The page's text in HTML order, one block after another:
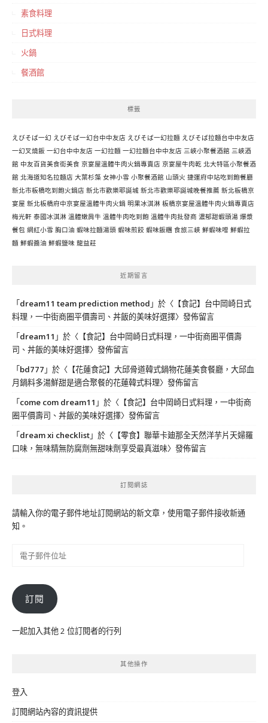
素食料理
日式料理
火鍋
餐酒館
標籤
えびそば一幻 えびそば一幻台中中友店 えびそば一幻拉麵 えびそば拉麵台中中友店
一幻叉燒飯 一幻台中中友店 一幻拉麵 一幻拉麵台中中友店 三峽小聚餐酒館 三峽酒
館 中友百貨美食街美食 京宴屋溫體牛肉火鍋專賣店 京宴屋牛肉乾 北大特區小聚餐酒
館 北海道知名拉麵店 大葉杉藻 女神小雪 小聚餐酒館 山頭火 捷運府中站吃到飽餐廳
新北市板橋吃到飽火鍋店 新北市歡樂耶誕城 新北市歡樂耶誕城晚餐推薦 新北板橋京
宴屋 新北板橋府中京宴屋溫體牛肉火鍋 明果冰淇淋 板橋京宴屋溫體牛肉火鍋專賣店
梅光軒 泰國冰淇淋 溫體嫩肩牛 溫體牛肉吃到飽 溫體牛肉批發商 濃郁甜蝦頭湯 爆漿
餐包 網紅小雪 胸口油 蝦味拉麵湯頭 蝦味煎餃 蝦味飯糰 食旅三峽 鮮蝦味噌 鮮蝦拉
麵 鮮蝦醬油 鮮蝦鹽味 龍益莊
近期留言
「dream11 team prediction method 」於〈 【食記】台中岡崎日式
料理，一中街商圈平價壽司、丼飯的美味好選擇〉發佈留言
「dream11 」於〈 【食記】台中岡崎日式料理，一中街商圈平價壽
司、丼飯的美味好選擇〉發佈留言
「bd777 」於〈 【花蓮食記】大邱骨道韓式鍋物花蓮美食餐廳，大邱血
月鍋料多湯鮮甜是適合聚餐的花蓮韓式料理〉發佈留言
「come com dream11 」於〈 【食記】台中岡崎日式料理，一中街商
圈平價壽司、丼飯的美味好選擇〉發佈留言
「dream xi checklist」於〈 【零食】聯華卡廸那全天然洋芋片天婦羅
口味，無味精無防腐劑無甜味劑享受最真滋味〉發佈留言
訂閱網誌
請輸入你的電子郵件地址訂閱網站的新文章，使用電子郵件接收新通
知。
件
位
訂閱
一起加入其他 2 位訂閱者的行列
其他操作
登入
訂閱網站內容的資訊提供